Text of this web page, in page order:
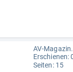
AV-
Erschienen:
Seiten: 15